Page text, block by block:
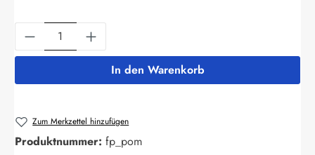
Produkt Anzahl: Gib den gewünschten
In den Warenkorb
Zum Merkzettel hinzufügen
Produktnummer: fp_pom